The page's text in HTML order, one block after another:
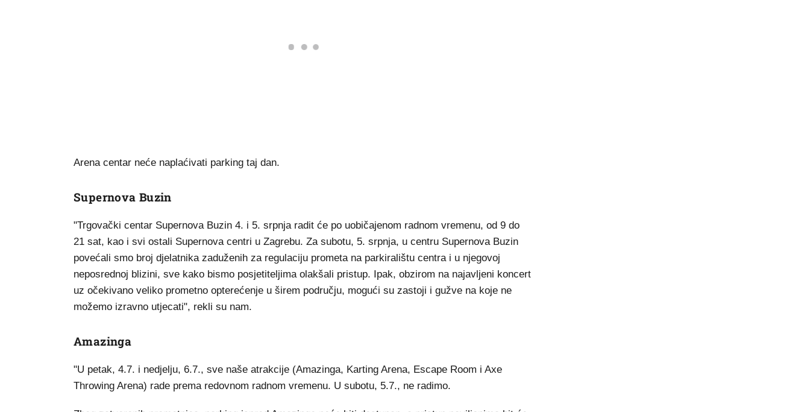
Arena centar neće naplaćivati parking taj dan.
Supernova Buzin
"Trgovački centar Supernova Buzin 4. i 5. srpnja radit će po uobičajenom radnom vremenu, od 9 do
21 sat, kao i svi ostali Supernova centri u Zagrebu. Za subotu, 5. srpnja, u centru Supernova Buzin
povećali smo broj djelatnika zaduženih za regulaciju prometa na parkiralištu centra i u njegovoj
neposrednoj blizini, sve kako bismo posjetiteljima olakšali pristup. Ipak, obzirom na najavljeni koncert
uz očekivano veliko prometno opterećenje u širem području, mogući su zastoji i gužve na koje ne
možemo izravno utjecati", rekli su nam.
Amazinga
"U petak, 4.7. i nedjelju, 6.7., sve naše atrakcije (Amazinga, Karting Arena, Escape Room i Axe
Throwing Arena) rade prema redovnom radnom vremenu. U subotu, 5.7., ne radimo.